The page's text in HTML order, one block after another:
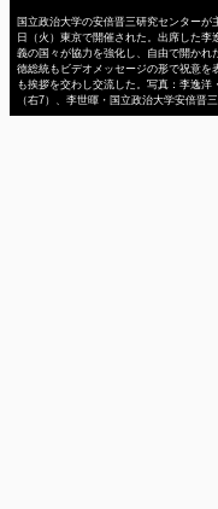
国立政治大学の安倍晋三研究センター
日（火）東京で開催された。出席した
義の国々が協力を強化し、自由で開かれ
徳総統もビデオメッセージの形で祝意を
も挨拶を交わし交流した。写真：李逸
（右7）、李世暉・国立政治大学安倍晋